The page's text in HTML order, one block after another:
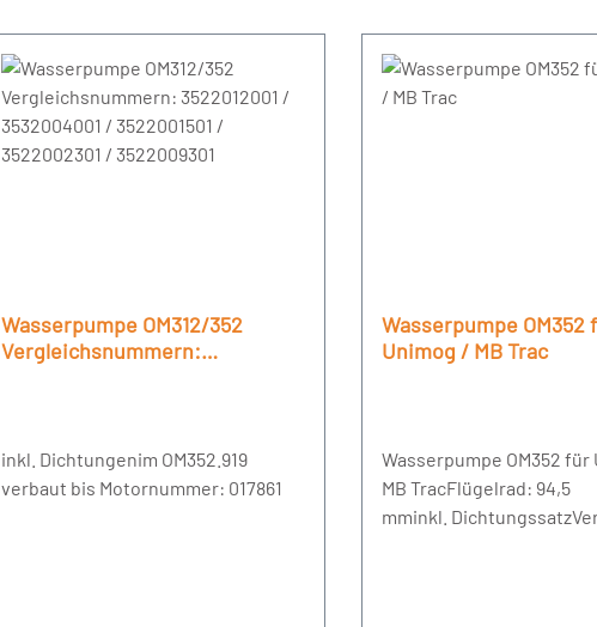
Wasserpumpe OM312/352
Vergleichsnummern:
inkl. Dichtungenim OM352.919
verbaut bis Motornummer: 017861
Wasserpumpe OM352
Unimog / MB Trac
Wasserpumpe OM352 für
MB TracFlügelrad: 94,5
mminkl.